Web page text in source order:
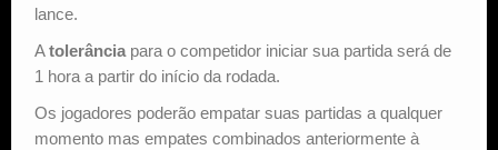
lance.
Atolerância para o competidor iniciar sua partida será de
1 hora a partir do início da rodada.
Os jogadores poderão empatar suas partidas a qualquer
momento mas empates combinados anteriormente à